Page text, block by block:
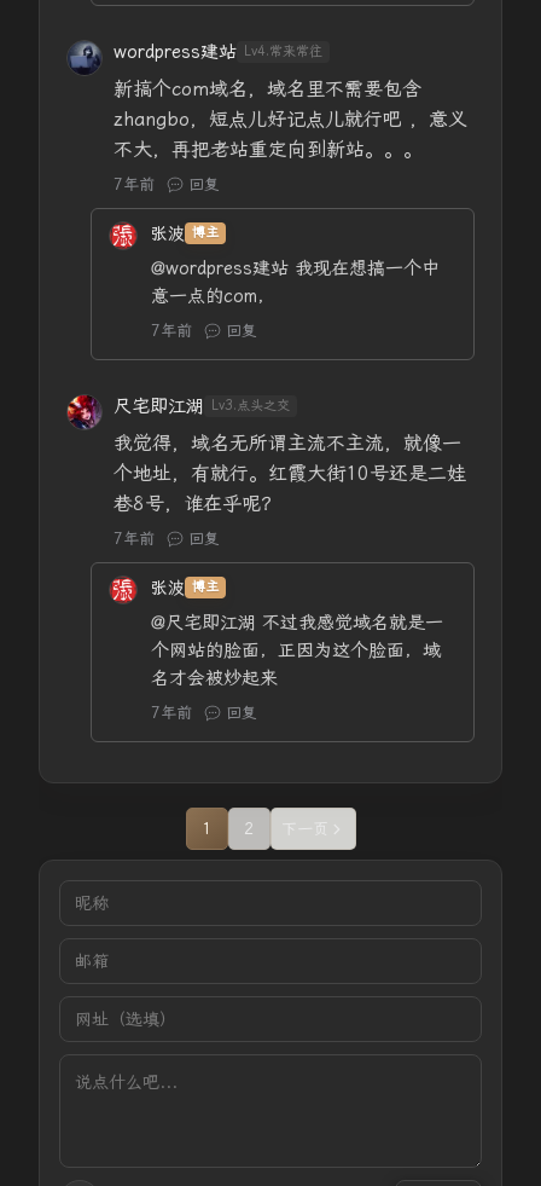
wordpress建站 Lv4.常来常往
新搞个com域名，域名里不需要包含
zhangbo，短点儿好记点儿就行吧 ，意义
不大，再把老站重定向到新站。。。
7年前 回复
张波 博主
@wordpress建站 我现在想搞一个中
意一点的com，
7年前 回复
尺宅即江湖 Lv3.点头之交
我觉得，域名无所谓主流不主流，就像一
个地址，有就行。红霞大街10号还是二娃
巷8号，谁在乎呢？
7年前 回复
张波 博主
@尺宅即江湖 不过我感觉域名就是一
个网站的脸面，正因为这个脸面，域
名才会被炒起来
7年前 回复
1 2 下一页